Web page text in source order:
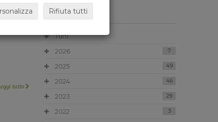
tutto
ARCHIVIO
Tutti
2026
7
2025 49
2024 46
2023 29
2022 3
Rifiuta tutti